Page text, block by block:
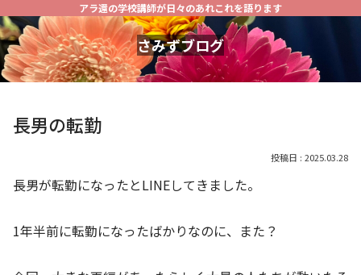
アラ還の学校講師が日々のあれこれを語ります
さみずブログ
長男の転勤
2025.03.28
長男が転勤になったとLINEしてきました。
1年半前に転勤になったばかりなのに、また？